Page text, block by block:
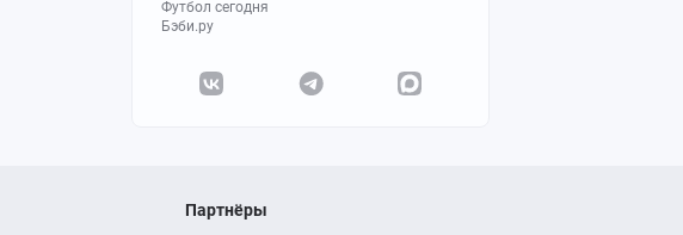
Футбол сегодня
Бэби.ру
Партнёры